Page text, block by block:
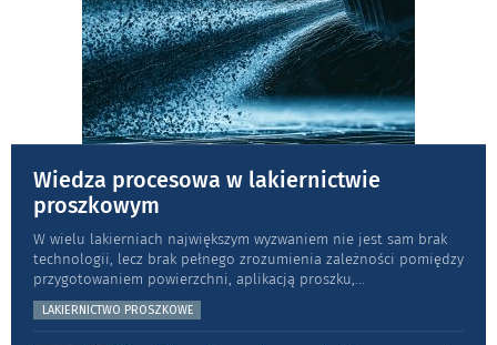
Wiedza procesowa w lakiernictwie
proszkowym
W wielu lakierniach największym wyzwaniem nie jest sam brak
technologii, lecz brak pełnego zrozumienia zależności pomiędzy
przygotowaniem powierzchni, aplikacją proszku,
LAKIERNICTWO PROSZKOWE